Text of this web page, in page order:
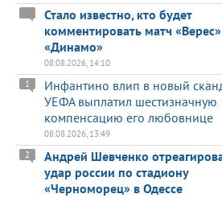
Стало известно, кто будет
комментировать матч
«Динамо»
08.08.2026, 14:10
Инфантино влип в новый
УЕФА выплатил шестизначную
компенсацию его любовнице
1
08.08.2026, 13:49
Андрей Шевченко
удар россии по стадиону
«Черноморец» в Одессе
2